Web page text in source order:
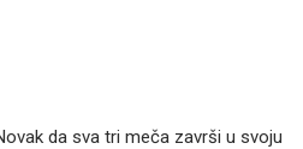
da sva tri meča završi u svoju